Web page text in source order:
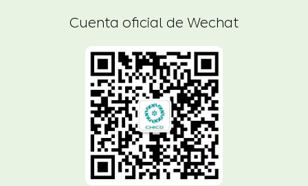

Derechos DE AUTOR ©Chico Crop Science Co., Ltd.